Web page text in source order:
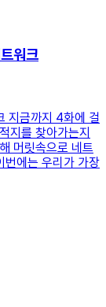
워크
지금까지 4화에 걸
지를 찾아가는지
머릿속으로 네트
번에는 우리가 가장